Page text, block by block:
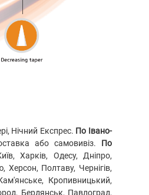
Нічний Експрес. По Івано-
або самовивіз. По
Харків, Одесу, Дніпро,
Херсон, Полтаву, Чернігів,
Кропивницький,
Бердянськ, Павлоград,